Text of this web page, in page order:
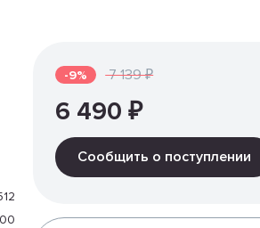
-9% 7 139 ₽
6 490 ₽
Сообщить о поступлении